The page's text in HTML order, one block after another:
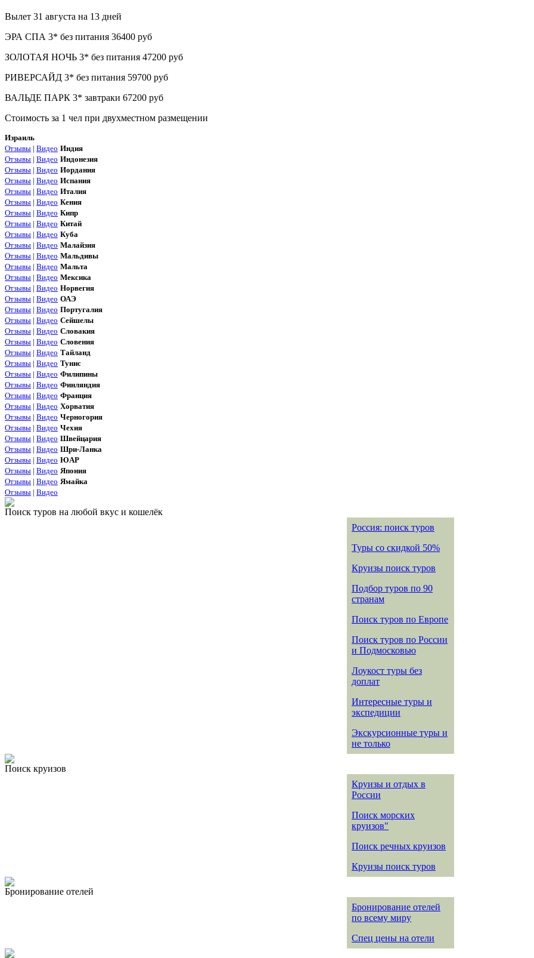
Вылет 31 августа на 13 дней
ЭРА СПА 3* без питания 36400 руб
ЗОЛОТАЯ НОЧЬ 3* без питания 47200 руб
РИВЕРСАЙД 3* без питания 59700 руб
ВАЛЬДЕ ПАРК 3* завтраки 67200 руб
Стоимость за 1 чел при двухместном размещении
Израиль
Отзывы | Видео Индия
Отзывы | Видео Индонезия
Отзывы | Видео Иордания
Отзывы | Видео Испания
Отзывы | Видео Италия
Отзывы | Видео Кения
Отзывы | Видео Кипр
Отзывы | Видео Китай
Отзывы | Видео Куба
Отзывы | Видео Малайзия
Отзывы | Видео Мальдивы
Отзывы | Видео Мальта
Отзывы | Видео Мексика
Отзывы | Видео Норвегия
Отзывы | Видео ОАЭ
Отзывы | Видео Португалия
Отзывы | Видео Сейшелы
Отзывы | Видео Словакия
Отзывы | Видео Словения
Отзывы | Видео Тайланд
Отзывы | Видео Тунис
Отзывы | Видео Филипины
Отзывы | Видео Финляндия
Отзывы | Видео Франция
Отзывы | Видео Хорватия
Отзывы | Видео Черногория
Отзывы | Видео Чехия
Отзывы | Видео Швейцария
Отзывы | Видео Шри-Ланка
Отзывы | Видео ЮАР
Отзывы | Видео Япония
Отзывы | Видео Ямайка
Отзывы | Видео
Поиск туров на любой вкус и кошелёк
Россия: поиск туров
Туры со скидкой 50%
Круизы поиск туров
Подбор туров по 90
странам
Поиск туров по Европе
Поиск туров по России
и Подмосковью
Лоукост туры без
доплат
Интересные туры и
экспедиции
Экскурсионные туры и
не только
Поиск круизов
Круизы и отдых в
России
Поиск морских
круизов"
Поиск речных круизов
Круизы поиск туров
Бронирование отелей
Бронирование отелей
по всему миру
Спец цены на отели